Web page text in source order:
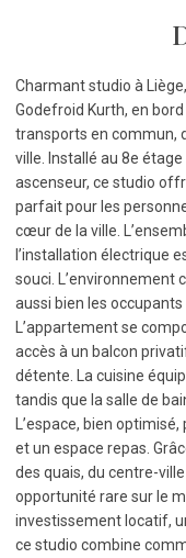
Charmant studio à
Godefroid Kurth, en
transports en commun,
ville. Installé au 8e
ascenseur, ce studio
parfait pour les
cœur de la ville.
l’installation électrique
souci.
aussi bien les occupants
L’appartement se
accès à un balcon
détente. La cuisine
tandis que la salle de
L’espace, bien
et un espace repas.
des quais, du centre-
opportunité rare sur le
investissement locatif,
ce studio combine